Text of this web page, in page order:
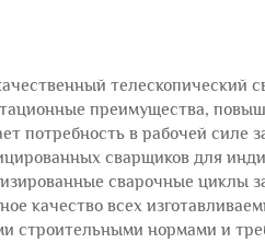
телескопический
преимущества,
потребность в рабочей силе
сварщиков для
сварочные циклы
качество всех
строительными нормами и